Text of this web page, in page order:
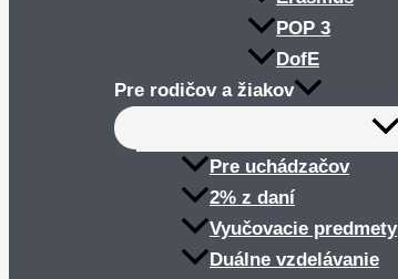
POP 3
DofE
Pre rodičov a žiakov
Pre uchádzačov
2% z daní
Vyučovacie predmety
Duálne vzdelávanie